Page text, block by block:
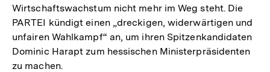
Wirtschaftswachstum nicht mehr im Weg steht. Die
PARTEI kündigt einen „dreckigen, widerwärtigen und
unfairen Wahlkampf“ an, um ihren Spitzenkandidaten
Dominic Harapt zum hessischen Ministerpräsidenten
zu machen.